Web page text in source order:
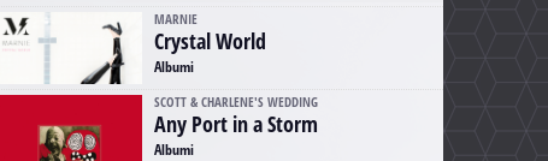
MARNIE
Crystal World
Albumi
SCOTT & CHARLENE'S WEDDING
Any Port in a Storm
Albumi